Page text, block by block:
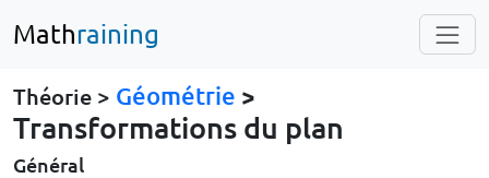
Mathraining
Théorie > Géométrie >
Transformations du plan
Général